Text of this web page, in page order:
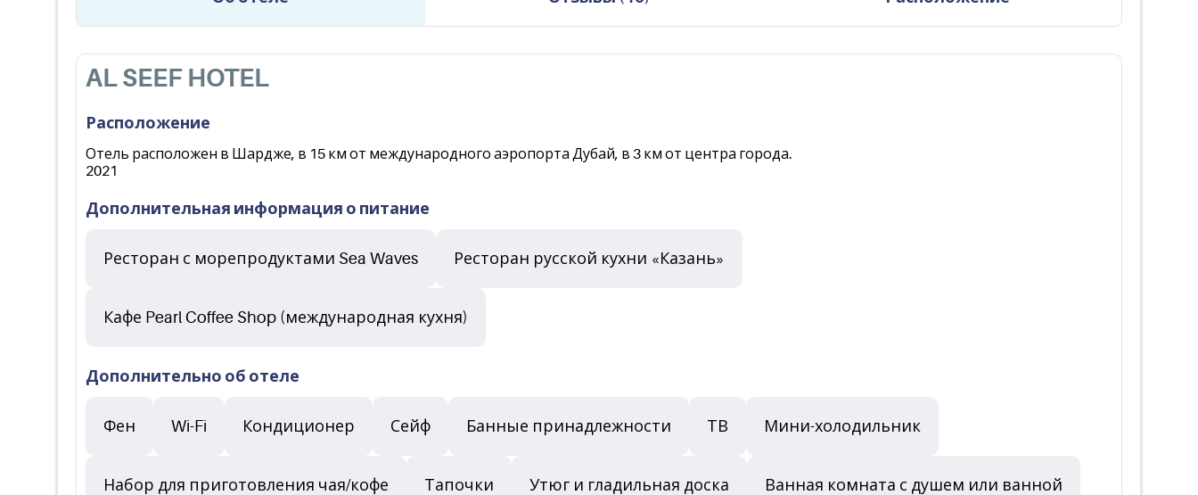
AL SEEF HOTEL
Расположение
Отель расположен в Шардже, в 15 км от международного аэропорта Дубай, в 3 км от центра города.
2021
Дополнительная информация о питание
Ресторан с морепродуктами Sea Waves Ресторан русской кухни «Казань»
Кафе Pearl Coffee Shop (международная кухня)
Дополнительно об отеле
Фен Wi-Fi Кондиционер Сейф Банные принадлежности ТВ Мини-холодильник
Набор для приготовления чая/кофе Тапочки Утюг и гладильная доска Ванная комната с душем или ванной